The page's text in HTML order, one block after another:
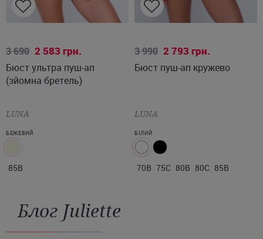
3 690 2 583 грн.
Бюст ультра пуш-ап
(зйомна бретель)
LUNA
БЕЖЕВИЙ
85B
3 990 2 793 грн.
Бюст пуш-ап кружево
LUNA
БІЛИЙ
70B 75C 80B 80C 85B
Блог Juliette